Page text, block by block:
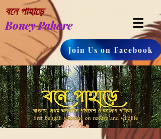
বনে পাহাড়ে
Boney Pahare
Join Us on Facebook